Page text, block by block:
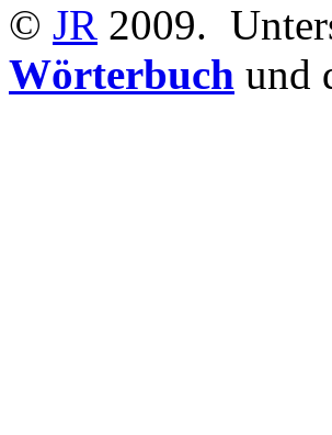
© JR 2009.
Wörterbuch und